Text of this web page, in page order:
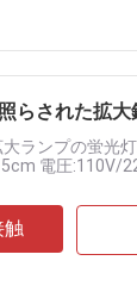
らされた拡
ランプの蛍光
電圧:110V/